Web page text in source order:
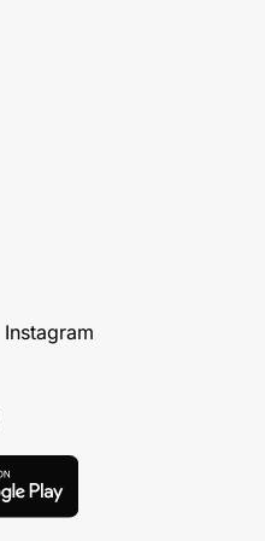
Instagram